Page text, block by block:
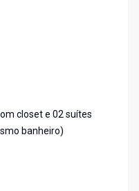
closet e 02 suítes
banheiro)